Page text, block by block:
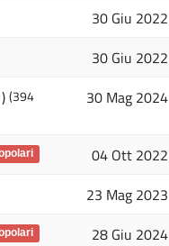
30 Giu 2022
30 Giu 2022
(394
30 Mag 2024
04 Ott 2022
23 Mag 2023
28 Giu 2024